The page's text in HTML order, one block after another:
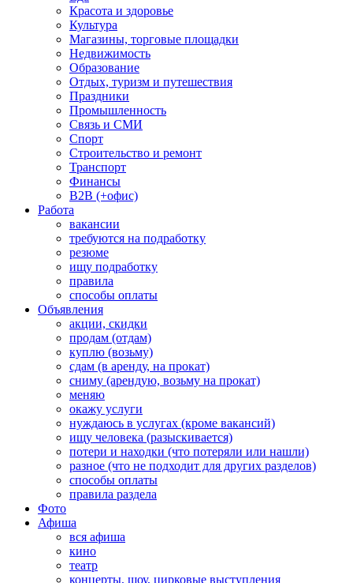
Красота и здоровье
Культура
Магазины, торговые площадки
Недвижимость
Образование
Отдых, туризм и путешествия
Праздники
Промышленность
Связь и СМИ
Спорт
Строительство и ремонт
Транспорт
Финансы
B2B (+офис)
Работа
вакансии
требуются на подработку
резюме
ищу подработку
правила
способы оплаты
Объявления
акции, скидки
продам (отдам)
куплю (возьму)
сдам (в аренду, на прокат)
сниму (арендую, возьму на прокат)
меняю
окажу услуги
нуждаюсь в услугах (кроме вакансий)
ищу человека (разыскивается)
потери и находки (что потеряли или нашли)
разное (что не подходит для других разделов)
способы оплаты
правила раздела
Фото
Афиша
вся афиша
кино
театр
концерты, шоу, цирковые выступления